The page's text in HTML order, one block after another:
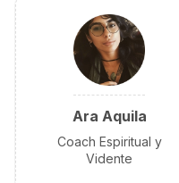
Ara Aquila
Coach Espiritual y
Vidente